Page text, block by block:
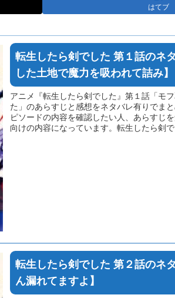
はてブ
転生したら剣でした 第１話のネ
した土地で魔力を吸われて詰み】
アニメ『転生したら剣でした』第１話「モ
た」のあらすじと感想をネタバレ有りでま
ピソードの内容を確認したい人、あらすじ
向けの内容になっています。転生したら剣
転生したら剣でした 第２話のネ
ん漏れてますよ】